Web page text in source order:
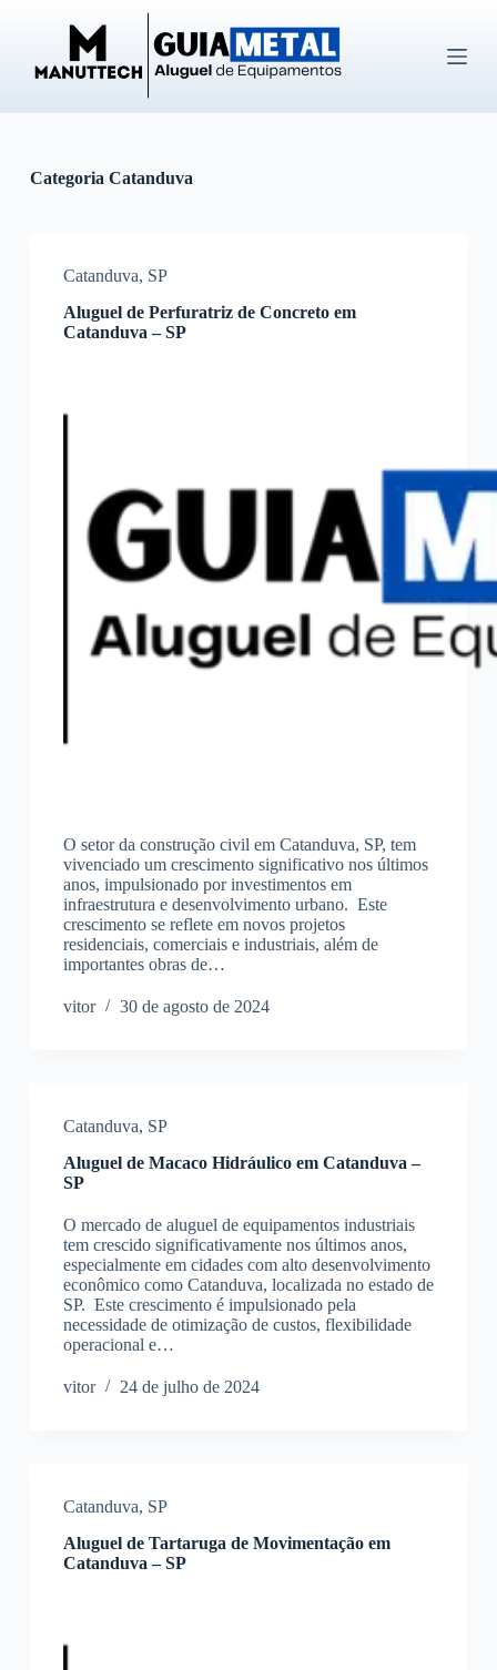
Categoria Catanduva
Catanduva, SP
Aluguel de Perfuratriz de Concreto em
Catanduva – SP
O setor da construção civil em Catanduva, SP, tem
vivenciado um crescimento significativo nos últimos
anos, impulsionado por investimentos em
infraestrutura e desenvolvimento urbano. Este
crescimento se reflete em novos projetos
residenciais, comerciais e industriais, além de
importantes obras de…
vitor 30 de agosto de 2024
Catanduva, SP
Aluguel de Macaco Hidráulico em Catanduva –
SP
O mercado de aluguel de equipamentos industriais
tem crescido significativamente nos últimos anos,
especialmente em cidades com alto desenvolvimento
econômico como Catanduva, localizada no estado de
SP. Este crescimento é impulsionado pela
necessidade de otimização de custos, flexibilidade
operacional e…
vitor 24 de julho de 2024
Catanduva, SP
Aluguel de Tartaruga de Movimentação em
Catanduva – SP